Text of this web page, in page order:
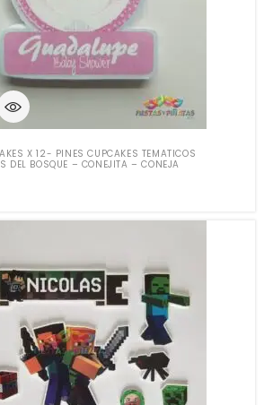
X 12- PINES CUPCAKES TEMATICOS
DEL BOSQUE – CONEJITA – CONEJA